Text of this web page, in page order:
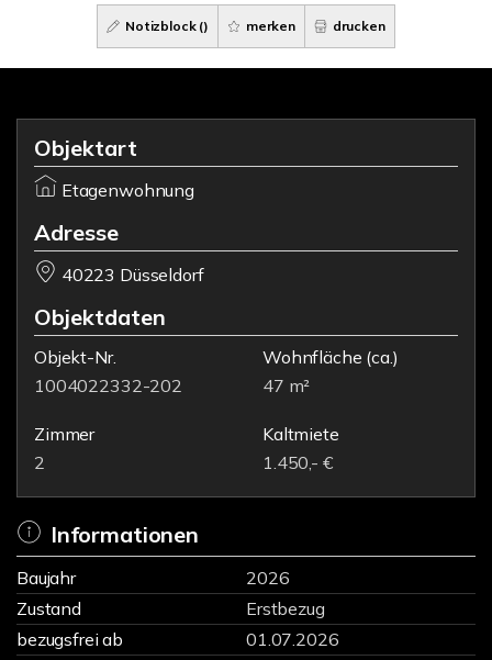
Notizblock () merken drucken
Objektart
Etagenwohnung
Adresse
40223 Düsseldorf
Objektdaten
Objekt-Nr.
1004022332-202
Wohnfläche (ca.)
47 m²
Zimmer
2
Kaltmiete
1.450,- €
Informationen
Baujahr
2026
Zustand
Erstbezug
bezugsfrei ab
01.07.2026